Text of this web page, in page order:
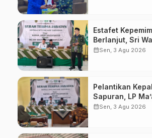
Estafet
Berlanjut, Sri
Susilowati
calendar_monthSen, 3 Agu 2026
Pelantikan
Sapuran, LP
Wonosobo
calendar_monthSen, 3 Agu 2026